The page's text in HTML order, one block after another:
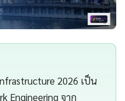
2026 เป็น
Engineering จาก